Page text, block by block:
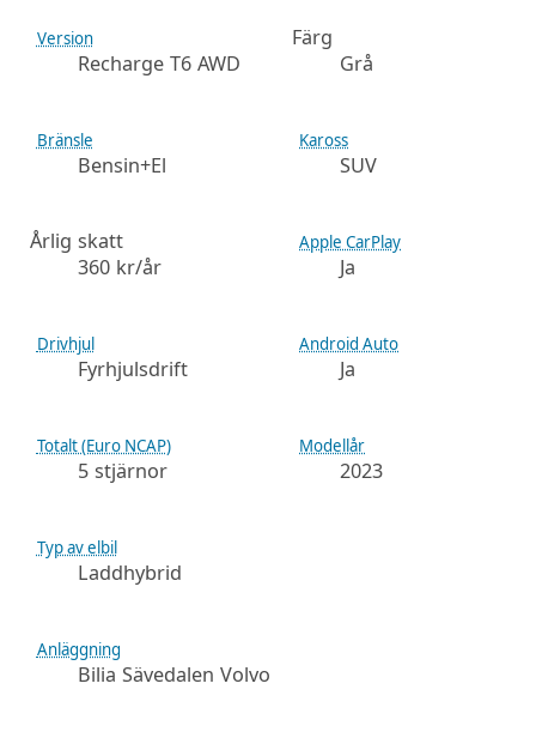
Version
Recharge T6 AWD
Färg
Grå
Bränsle
Bensin+El
Kaross
SUV
Årlig skatt
360 kr/år
Apple CarPlay
Ja
Drivhjul
Fyrhjulsdrift
Android Auto
Ja
Totalt (Euro NCAP)
5 stjärnor
Modellår
2023
Typ av elbil
Laddhybrid
Anläggning
Bilia Sävedalen Volvo